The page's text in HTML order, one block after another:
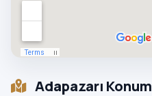
Adapazarı Konum